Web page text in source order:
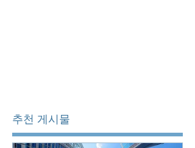
추천 게시물